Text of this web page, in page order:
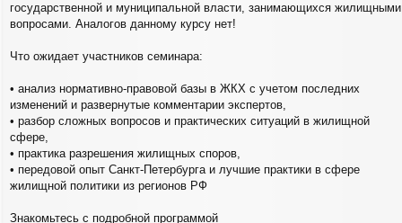
государственной и муниципальной власти, занимающихся жилищными
вопросами. Аналогов данному курсу нет!
Что ожидает участников семинара:
• анализ нормативно-правовой базы в ЖКХ с учетом последних
изменений и развернутые комментарии экспертов,
• разбор сложных вопросов и практических ситуаций в жилищной
сфере,
• практика разрешения жилищных споров,
• передовой опыт Санкт-Петербурга и лучшие практики в сфере
жилищной политики из регионов РФ
Знакомьтесь с подробной программой